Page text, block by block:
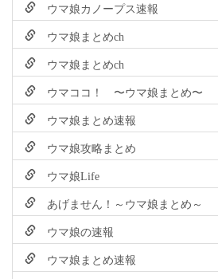
ウマ娘カノープス速報
ウマ娘まとめch
ウマ娘まとめch
ウマココ！ 〜ウマ娘まとめ〜
ウマ娘まとめ速報
ウマ娘攻略まとめ
ウマ娘Life
あげません！～ウマ娘まとめ～
ウマ娘の速報
ウマ娘まとめ速報